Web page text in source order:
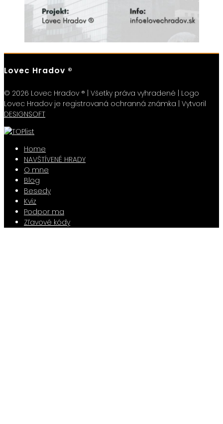
Lovec Hradov ®
© 2026 Lovec Hradov ® | Všetky práva vyhradené | Logo
Lovec Hradov je registrovaná ochranná známka | Vytvoril
DESIGNSOFT
Home
NAVŠTÍVENÉ HRADY
O mne
Blog
Besedy
Kvíz
Podpor ma
Zľavové kódy